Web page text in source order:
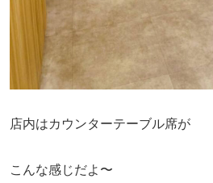
店内はカウンターテーブル席が
こんな感じだよ〜